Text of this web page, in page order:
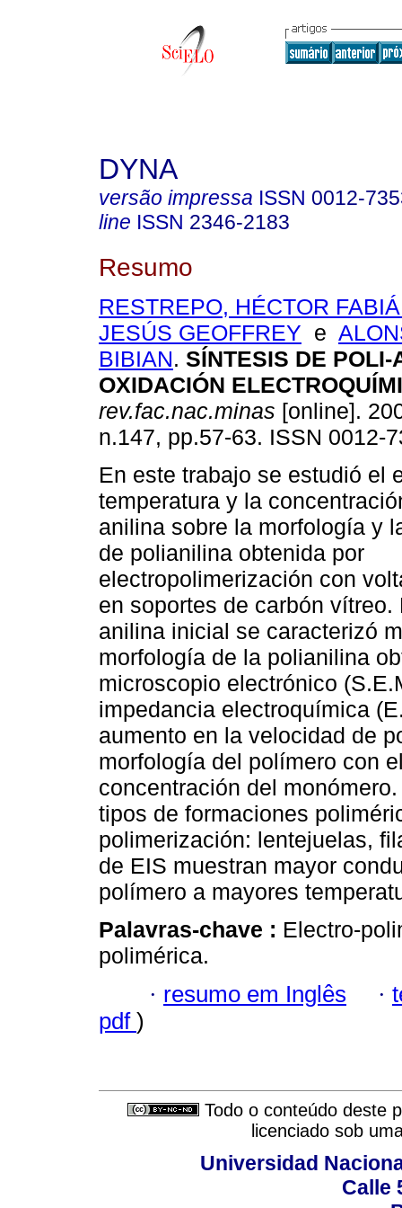
DYNA
versão impressa ISSN 0012-
line ISSN 2346-2183
Resumo
RESTREPO, HÉCTOR
JESÚS GEOFFREY e
BIBIAN. SÍNTESIS DE
OXIDACIÓN
rev.fac.nac.minas [online].
n.147, pp.57-63. ISSN 0012-
En este trabajo se estudió el
temperatura y la
anilina sobre la morfología y
de polianilina obtenida por
electropolimerización con
en soportes de carbón vítreo.
anilina inicial se caracterizó
morfología de la polianilina
microscopio electrónico
impedancia electroquímica
aumento en la velocidad de
morfología del polímero con
concentración del
tipos de formaciones
polimerización: lentejuelas,
de EIS muestran mayor
polímero a mayores
Palavras-chave : Electro-
polimérica.
· resumo em Inglês ·
pdf )
Todo o conteúdo deste
licenciado sob
Universidad
Calle